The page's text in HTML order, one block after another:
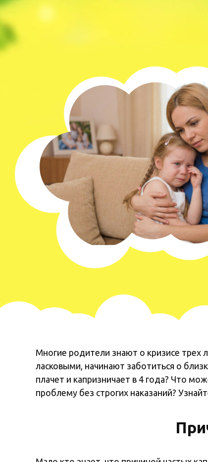
Многие родители знают о кризисе трех
ласковыми, начинают заботиться о
плачет и капризничает в 4 года? Что
проблему без строгих наказаний?